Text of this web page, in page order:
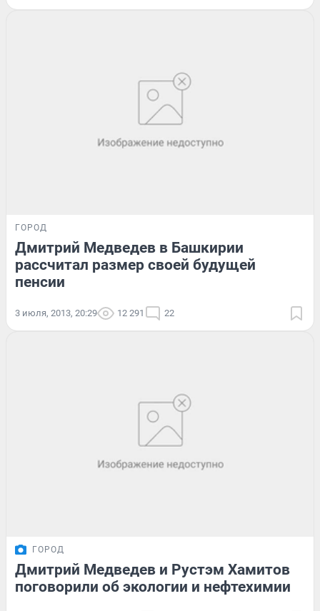
ГОРОД
Дмитрий Медведев в Башкирии
рассчитал размер своей будущей
пенсии
3 июля, 2013, 20:29 12 291 22
ГОРОД
Дмитрий Медведев и Рустэм Хамитов
поговорили об экологии и нефтехимии